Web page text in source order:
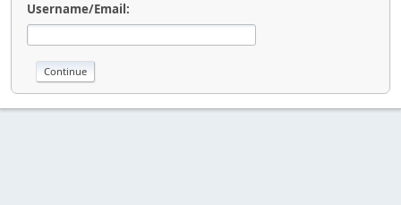
Username/Email: